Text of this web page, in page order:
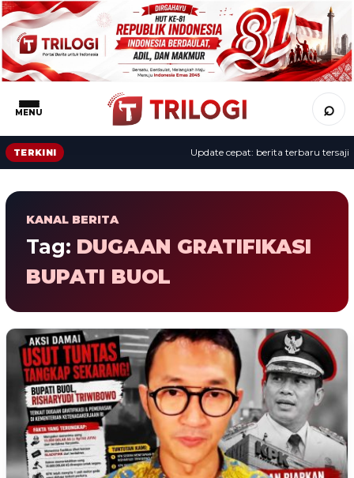
MENU ⌕
TERKINI Update cepat: berita terbaru tersaji
KANAL BERITA
Tag: DUGAAN GRATIFIKASI
BUPATI BUOL